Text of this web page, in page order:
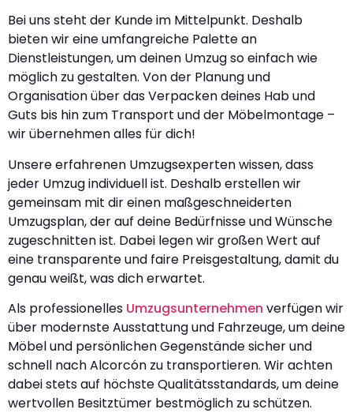
Bei uns steht der Kunde im Mittelpunkt. Deshalb
bieten wir eine umfangreiche Palette an
Dienstleistungen, um deinen Umzug so einfach wie
möglich zu gestalten. Von der Planung und
Organisation über das Verpacken deines Hab und
Guts bis hin zum Transport und der Möbelmontage –
wir übernehmen alles für dich!
Unsere erfahrenen Umzugsexperten wissen, dass
jeder Umzug individuell ist. Deshalb erstellen wir
gemeinsam mit dir einen maßgeschneiderten
Umzugsplan, der auf deine Bedürfnisse und Wünsche
zugeschnitten ist. Dabei legen wir großen Wert auf
eine transparente und faire Preisgestaltung, damit du
genau weißt, was dich erwartet.
Als professionelles Umzugsunternehmen verfügen wir
über modernste Ausstattung und Fahrzeuge, um deine
Möbel und persönlichen Gegenstände sicher und
schnell nach Alcorcón zu transportieren. Wir achten
dabei stets auf höchste Qualitätsstandards, um deine
wertvollen Besitztümer bestmöglich zu schützen.